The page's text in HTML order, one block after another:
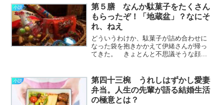
食い物であることがうかがえる。「噛め
ませぬか」その様子を注視………………
～続きを読む～
小説
第５膳 なんか駄菓子をたくさん
もらったぞ！「地蔵盆」？なにそ
れ、ねえ
どういうわけか、駄菓子が詰め合わせに
なった袋を抱きかかえて伊緒さんが帰っ
てきた。 きょとんと不思議そうな顔を
菓子をもらったのだろう、わたしいった
い何してるんだろう。 そ………………
～続きを読む～
小説
第四十三椀 うれしはずかし愛妻
弁当。人生の先輩が語る結婚生活
の極意とは？